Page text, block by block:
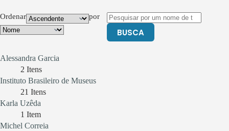
Ordenar por
BUSCA
Alessandra Garcia
2 Itens
Instituto Brasileiro de Museus
21 Itens
Karla Uzêda
1 Item
Michel Correia